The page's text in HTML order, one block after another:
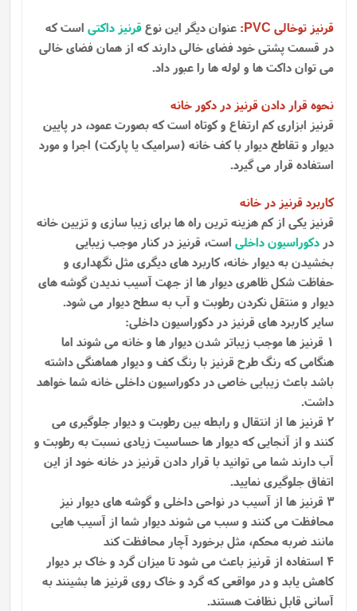
قرنیز توخالی PVC
: عنوان دیگر این نوعقرنیز داکتی است که
در قسمت پشتی خود فضای خالی دارند که از همان فضای خالی
می توان داکت ها و لوله ها را عبور داد.
نحوه قرار دادن قرنیز در دکور خانه
قرنیز ابزاری کم ارتفاع و کوتاه است که بصورت عمود، در پایین
دیوار و تقاطع دیوار با کف خانه (سرامیک یا پارکت) اجرا و مورد
استفاده قرار می گیرد.
کاربرد قرنیز در خانه
قرنیز یکی از کم هزینه ترین راه ها برای زیبا سازی و تزیین خانه
در دکوراسیون داخلی است، قرنیز در کنار موجب زیبایی
بخشیدن به دیوار خانه، کاربرد های دیگری مثل نگهداری و
حفاظت شکل ظاهری دیوار ها از جهت آسیب ندیدن گوشه ‌های
دیوار و منتقل نکردن رطوبت و آب به سطح دیوار می‌ شود.
سایر کاربرد های قرنیز در دکوراسیون داخلی:
1 قرنیز ها موجب زیباتر شدن دیوار ها و خانه می شوند اما
هنگامی که رنگ طرح قرنیز با رنگ کف و دیوار هماهنگی داشته
باشد باعث زیبایی خاصی در دکوراسیون داخلی خانه شما خواهد
داشت.
2 قرنیز ها از انتقال و رابطه بین رطوبت و دیوار جلوگیری می
کنند و از آنجایی که دیوار ها حساسیت زیادی نسبت به رطوبت و
آب دارند شما می توانید با قرار دادن قرنیز در خانه خود از این
اتفاق جلوگیری نمایید.
3 قرنیز ها از آسیب در نواحی داخلی و گوشه های دیوار نیز
محافظت می کنند و سبب می شوند دیوار شما از آسیب هایی
مانند ضربه محکم، مثل برخورد آچار محافظت کند
4 استفاده از قرنیز باعث می شود تا میزان گرد و خاک بر دیوار
کاهش یابد و در مواقعی که گرد و خاک روی قرنیز ها بشینند به
آسانی قابل نظافت هستند.